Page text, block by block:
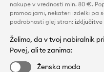
nakupe v vrednosti min. 80 €.
promocijami, nekateri izdelki pa
podrobnosti glej stran: izključitve
Želimo, da v tvoj nabiralnik
Povej, ali te zanima:
Ženska moda